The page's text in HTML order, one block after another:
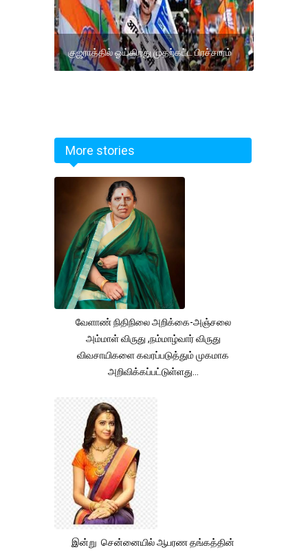
குஜராத்தில் ஓய்கிறது முதற்கட்ட பிரச்சாரம்
More stories
வேளாண் நிதிநிலை அறிக்கை-அஞ்சலை
அம்மாள் விருது ,நம்மாழ்வார் விருது
விவசாயிகளை கவரப்படுத்தும் முகமாக
அறிவிக்கப்பட்டுள்ளது...
இன்று சென்னையில் ஆபரண தங்கத்தின்